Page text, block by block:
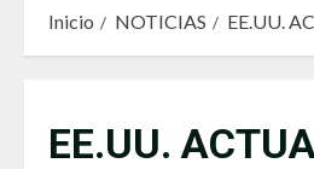
Inicio NOTICIAS EE.UU.
EE.UU.